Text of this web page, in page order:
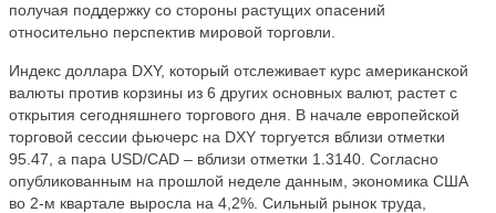
получая поддержку со стороны растущих опасений
относительно перспектив мировой торговли.
Индекс доллара DXY, который отслеживает курс американской
валюты против корзины из 6 других основных валют, растет с
открытия сегодняшнего торгового дня. В начале европейской
торговой сессии фьючерс на DXY торгуется вблизи отметки
95.47, а пара USD/CAD – вблизи отметки 1.3140. Согласно
опубликованным на прошлой неделе данным, экономика США
во 2-м квартале выросла на 4,2%. Сильный рынок труда,